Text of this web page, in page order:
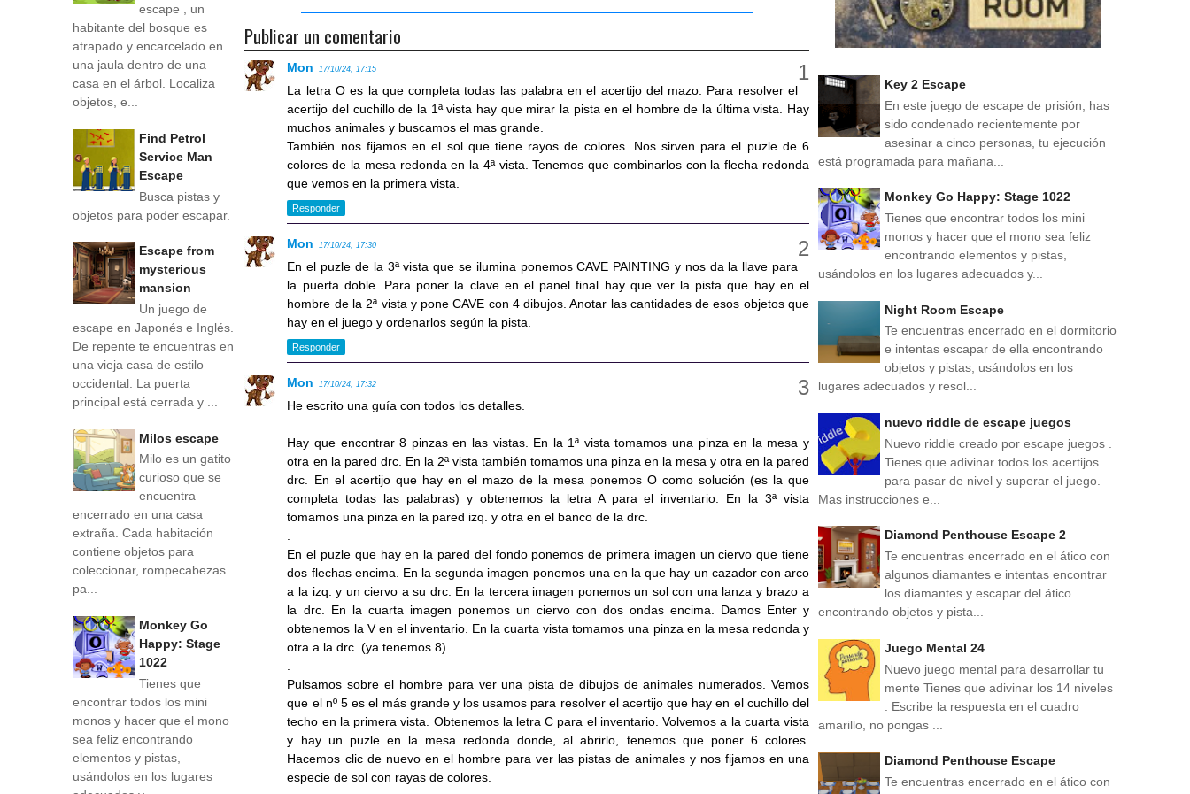
Publicar un comentario
Mon 17/10/24, 17:15
La letra O es la que completa todas las palabra en el acertijo del mazo. Para resolver el
acertijo del cuchillo de la 1ª vista hay que mirar la pista en el hombre de la última vista. Hay
muchos animales y buscamos el mas grande.
También nos fijamos en el sol que tiene rayos de colores. Nos sirven para el puzle de 6
colores de la mesa redonda en la 4ª vista. Tenemos que combinarlos con la flecha redonda
que vemos en la primera vista.
Responder
Mon 17/10/24, 17:30
En el puzle de la 3ª vista que se ilumina ponemos CAVE PAINTING y nos da la llave para
la puerta doble. Para poner la clave en el panel final hay que ver la pista que hay en el
hombre de la 2ª vista y pone CAVE con 4 dibujos. Anotar las cantidades de esos objetos que
hay en el juego y ordenarlos según la pista.
Responder
Mon 17/10/24, 17:32
He escrito una guía con todos los detalles.
Hay que encontrar 8 pinzas en las vistas. En la 1ª vista tomamos una pinza en la mesa y
otra en la pared drc. En la 2ª vista también tomamos una pinza en la mesa y otra en la pared
drc. En el acertijo que hay en el mazo de la mesa ponemos O como solución (es la que
completa todas las palabras) y obtenemos la letra A para el inventario. En la 3ª vista
tomamos una pinza en la pared izq. y otra en el banco de la drc.
En el puzle que hay en la pared del fondo ponemos de primera imagen un ciervo que tiene
dos flechas encima. En la segunda imagen ponemos una en la que hay un cazador con arco
a la izq. y un ciervo a su drc. En la tercera imagen ponemos un sol con una lanza y brazo a
la drc. En la cuarta imagen ponemos un ciervo con dos ondas encima. Damos Enter y
obtenemos la V en el inventario. En la cuarta vista tomamos una pinza en la mesa redonda y
otra a la drc. (ya tenemos 8)
Pulsamos sobre el hombre para ver una pista de dibujos de animales numerados. Vemos
que el nº 5 es el más grande y los usamos para resolver el acertijo que hay en el cuchillo del
techo en la primera vista. Obtenemos la letra C para el inventario. Volvemos a la cuarta vista
y hay un puzle en la mesa redonda donde, al abrirlo, tenemos que poner 6 colores.
Hacemos clic de nuevo en el hombre para ver las pistas de animales y nos fijamos en una
especie de sol con rayas de colores.
escape , un
habitante del bosque es
atrapado y encarcelado en
una jaula dentro de una
casa en el árbol. Localiza
objetos, e...
Find Petrol
Service Man
Escape
Busca pistas y
objetos para poder escapar.
Escape from
mysterious
mansion
Un juego de
escape en Japonés e Inglés.
De repente te encuentras en
una vieja casa de estilo
occidental. La puerta
principal está cerrada y ...
Milos escape
Milo es un gatito
curioso que se
encuentra
encerrado en una casa
extraña. Cada habitación
contiene objetos para
coleccionar, rompecabezas
pa...
Monkey Go
Happy: Stage
1022
Tienes que
encontrar todos los mini
monos y hacer que el mono
sea feliz encontrando
elementos y pistas,
usándolos en los lugares
Key 2 Escape
En este juego de escape de prisión, has
sido condenado recientemente por
asesinar a cinco personas, tu ejecución
está programada para mañana...
Monkey Go Happy: Stage 1022
Tienes que encontrar todos los mini
monos y hacer que el mono sea feliz
encontrando elementos y pistas,
usándolos en los lugares adecuados y...
Night Room Escape
Te encuentras encerrado en el dormitorio
e intentas escapar de ella encontrando
objetos y pistas, usándolos en los
lugares adecuados y resol...
nuevo riddle de escape juegos
Nuevo riddle creado por escape juegos .
Tienes que adivinar todos los acertijos
para pasar de nivel y superar el juego.
Mas instrucciones e...
Diamond Penthouse Escape 2
Te encuentras encerrado en el ático con
algunos diamantes e intentas encontrar
los diamantes y escapar del ático
encontrando objetos y pista...
Juego Mental 24
Nuevo juego mental para desarrollar tu
mente Tienes que adivinar los 14 niveles
. Escribe la respuesta en el cuadro
amarillo, no pongas ...
Diamond Penthouse Escape
Te encuentras encerrado en el ático con